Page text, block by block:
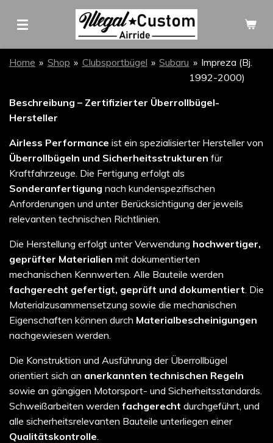
Hauptinhalt
Home » Shop » Clubsportbügel » Subaru » Impreza (Bj.
1992-2000)
Beschreibung – Zertifizierter Überrollbügel-
Hersteller
Airless Performance ist ein spezialisierter Hersteller von
Überrollbügeln und Sicherheitsstrukturen für
Kraftfahrzeuge. Die Fertigung erfolgt als
Sonderanfertigung nach kundenspezifischen
Anforderungen und unter Berücksichtigung der jeweils
relevanten technischen Richtlinien.
Die Herstellung erfolgt unter Verwendung hochwertiger,
geprüfter Materialien mit dokumentierten
mechanischen Kennwerten. Alle Bauteile werden
fachgerecht gefertigt, geprüft und dokumentiert. Die
Materialzusammensetzung sowie die mechanischen
Eigenschaften können durch Materialbescheinigungen
nachgewiesen werden.
Die Konstruktion und Ausführung der Überrollbügel
orientiert sich an anerkannten technischen Regeln
sowie an gängigen Motorsport- und Sicherheitsstandards.
Schweißarbeiten werden fachgerecht durchgeführt, und
alle sicherheitsrelevanten Bauteile unterliegen einer
Qualitätskontrolle.